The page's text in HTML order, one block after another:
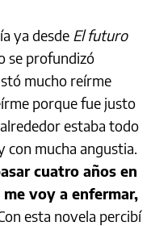
ya desde El futuro
se profundizó
mucho reírme
porque fue justo
estaba todo
mucha angustia.
cuatro años en
voy a enfermar,
esta novela percibí